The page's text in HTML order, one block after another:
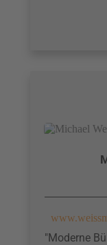
"Moderne